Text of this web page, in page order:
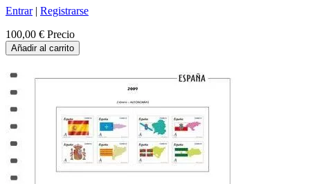
Entrar| Registrarse
100,00 € Precio
Añadir al carrito